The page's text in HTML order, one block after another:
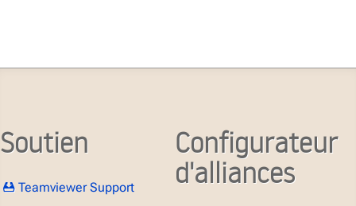
Soutien
Teamviewer Support
Configurateur
d'alliances